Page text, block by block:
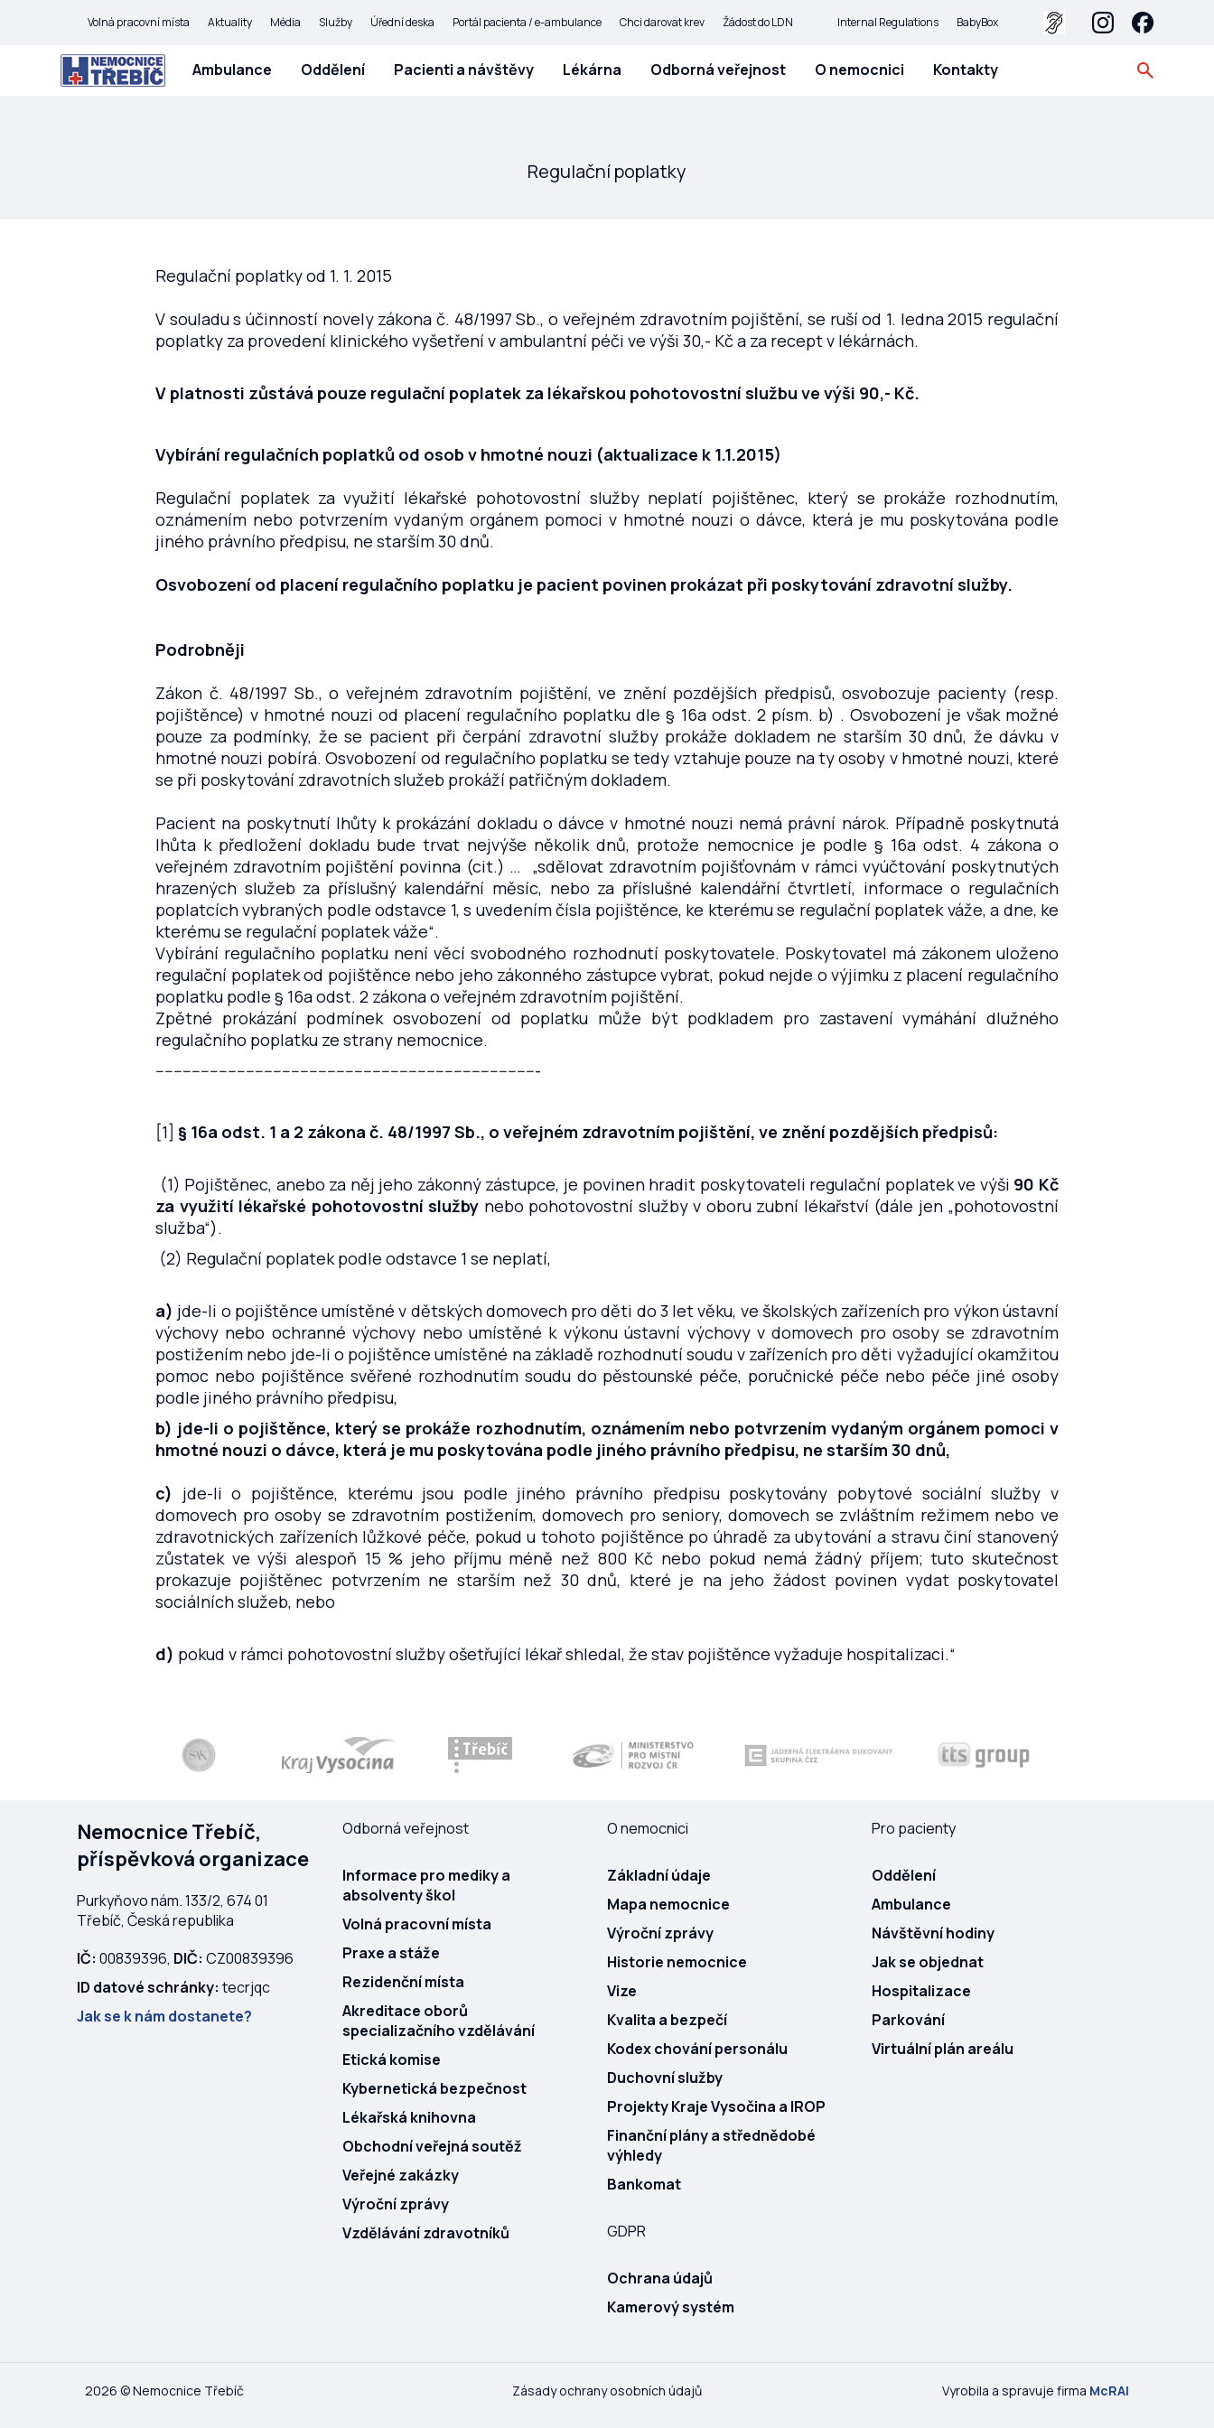
Volná pracovní místa Aktuality Média Služby Úřední deska Portál pacienta / e-ambulance Chci darovat krev Žádost do LDN Internal Regulations BabyBox
Ambulance Oddělení Pacienti a návštěvy Lékárna Odborná veřejnost O nemocnici Kontakty
Regulační poplatky
Regulační poplatky od 1. 1. 2015
V souladu s účinností novely zákona č. 48/1997 Sb., o veřejném zdravotním pojištění, se ruší od 1. ledna 2015 regulační
poplatky za provedení klinického vyšetření v ambulantní péči ve výši 30,- Kč a za recept v lékárnách.
V platnosti zůstává pouze regulační poplatek za lékařskou pohotovostní službu ve výši 90,- Kč.
Vybírání regulačních poplatků od osob v hmotné nouzi (aktualizace k 1.1.2015)
Regulační poplatek za využití lékařské pohotovostní služby neplatí pojištěnec, který se prokáže rozhodnutím,
oznámením nebo potvrzením vydaným orgánem pomoci v hmotné nouzi o dávce, která je mu poskytována podle
jiného právního předpisu, ne starším 30 dnů.
Osvobození od placení regulačního poplatku je pacient povinen prokázat při poskytování zdravotní služby.
Podrobněji
Zákon č. 48/1997 Sb., o veřejném zdravotním pojištění, ve znění pozdějších předpisů, osvobozuje pacienty (resp.
pojištěnce) v hmotné nouzi od placení regulačního poplatku dle § 16a odst. 2 písm. b) . Osvobození je však možné
pouze za podmínky, že se pacient při čerpání zdravotní služby prokáže dokladem ne starším 30 dnů, že dávku v
hmotné nouzi pobírá. Osvobození od regulačního poplatku se tedy vztahuje pouze na ty osoby v hmotné nouzi, které
se při poskytování zdravotních služeb prokáží patřičným dokladem.
Pacient na poskytnutí lhůty k prokázání dokladu o dávce v hmotné nouzi nemá právní nárok. Případně poskytnutá
lhůta k předložení dokladu bude trvat nejvýše několik dnů, protože nemocnice je podle § 16a odst. 4 zákona o
veřejném zdravotním pojištění povinna (cit.) … „sdělovat zdravotním pojišťovnám v rámci vyúčtování poskytnutých
hrazených služeb za příslušný kalendářní měsíc, nebo za příslušné kalendářní čtvrtletí, informace o regulačních
poplatcích vybraných podle odstavce 1, s uvedením čísla pojištěnce, ke kterému se regulační poplatek váže, a dne, ke
kterému se regulační poplatek váže“.
Vybírání regulačního poplatku není věcí svobodného rozhodnutí poskytovatele. Poskytovatel má zákonem uloženo
regulační poplatek od pojištěnce nebo jeho zákonného zástupce vybrat, pokud nejde o výjimku z placení regulačního
poplatku podle § 16a odst. 2 zákona o veřejném zdravotním pojištění.
Zpětné prokázání podmínek osvobození od poplatku může být podkladem pro zastavení vymáhání dlužného
regulačního poplatku ze strany nemocnice.
-------------------------------------------------------------------------------------
[1] § 16a odst. 1 a 2 zákona č. 48/1997 Sb., o veřejném zdravotním pojištění, ve znění pozdějších předpisů:
(1) Pojištěnec, anebo za něj jeho zákonný zástupce, je povinen hradit poskytovateli regulační poplatek ve výši 90 Kč
za využití lékařské pohotovostní služby nebo pohotovostní služby v oboru zubní lékařství (dále jen „pohotovostní
služba“).
(2) Regulační poplatek podle odstavce 1 se neplatí,
a) jde-li o pojištěnce umístěné v dětských domovech pro děti do 3 let věku, ve školských zařízeních pro výkon ústavní
výchovy nebo ochranné výchovy nebo umístěné k výkonu ústavní výchovy v domovech pro osoby se zdravotním
postižením nebo jde-li o pojištěnce umístěné na základě rozhodnutí soudu v zařízeních pro děti vyžadující okamžitou
pomoc nebo pojištěnce svěřené rozhodnutím soudu do pěstounské péče, poručnické péče nebo péče jiné osoby
podle jiného právního předpisu,
b) jde-li o pojištěnce, který se prokáže rozhodnutím, oznámením nebo potvrzením vydaným orgánem pomoci v
hmotné nouzi o dávce, která je mu poskytována podle jiného právního předpisu, ne starším 30 dnů,
c) jde-li o pojištěnce, kterému jsou podle jiného právního předpisu poskytovány pobytové sociální služby v
domovech pro osoby se zdravotním postižením, domovech pro seniory, domovech se zvláštním režimem nebo ve
zdravotnických zařízeních lůžkové péče, pokud u tohoto pojištěnce po úhradě za ubytování a stravu činí stanovený
zůstatek ve výši alespoň 15 % jeho příjmu méně než 800 Kč nebo pokud nemá žádný příjem; tuto skutečnost
prokazuje pojištěnec potvrzením ne starším než 30 dnů, které je na jeho žádost povinen vydat poskytovatel
sociálních služeb, nebo
d) pokud v rámci pohotovostní služby ošetřující lékař shledal, že stav pojištěnce vyžaduje hospitalizaci.“
Nemocnice Třebíč,
příspěvková organizace
Purkyňovo nám. 133/2, 674 01
Třebíč, Česká republika
IČ: 00839396, DIČ: CZ00839396
ID datové schránky: tecrjqc
Jak se k nám dostanete?
Odborná veřejnost
Informace pro mediky a
absolventy škol
Volná pracovní místa
Praxe a stáže
Rezidenční místa
Akreditace oborů
specializačního vzdělávání
Etická komise
Kybernetická bezpečnost
Lékařská knihovna
Obchodní veřejná soutěž
Veřejné zakázky
Výroční zprávy
Vzdělávání zdravotníků
O nemocnici
Základní údaje
Mapa nemocnice
Výroční zprávy
Historie nemocnice
Vize
Kvalita a bezpečí
Kodex chování personálu
Duchovní služby
Projekty Kraje Vysočina a IROP
Finanční plány a střednědobé
výhledy
Bankomat
GDPR
Ochrana údajů
Kamerový systém
Pro pacienty
Oddělení
Ambulance
Návštěvní hodiny
Jak se objednat
Hospitalizace
Parkování
Virtuální plán areálu
2026 © Nemocnice Třebíč Vyrobila a spravuje firma McRAI
Zásady ochrany osobních údajů